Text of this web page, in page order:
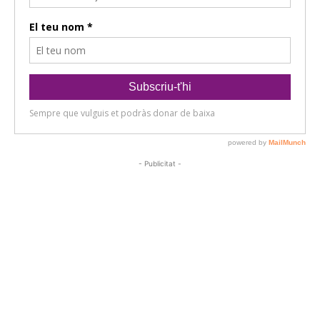
- Publicitat -